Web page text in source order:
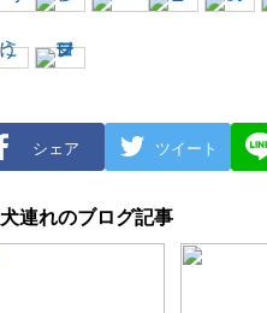
シェア ツイート
犬連れのブログ記事